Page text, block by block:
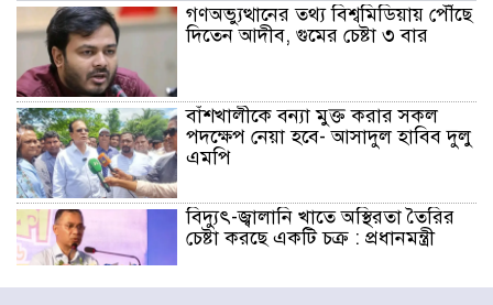
গণঅভ্যুত্থানের তথ্য বিশ্বমিডিয়ায় পৌঁছে
দিতেন আদীব, গুমের চেষ্টা ৩ বার
বাঁশখালীকে বন্যা মুক্ত করার সকল
পদক্ষেপ নেয়া হবে- আসাদুল হাবিব দুলু
এমপি
বিদ্যুৎ-জ্বালানি খাতে অস্থিরতা তৈরির
চেষ্টা করছে একটি চক্র : প্রধানমন্ত্রী